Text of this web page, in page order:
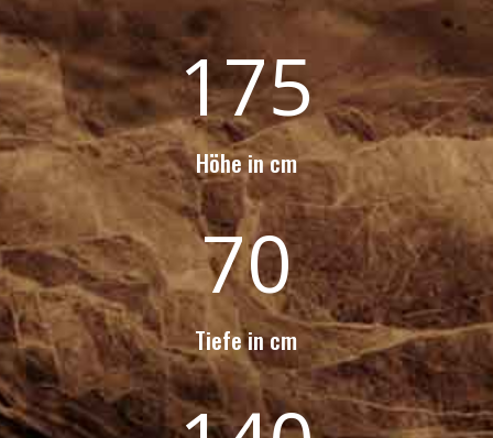
175
Höhe in cm
70
Tiefe in cm